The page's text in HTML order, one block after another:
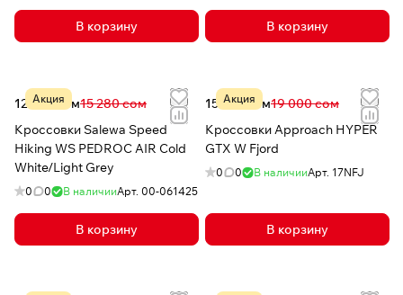
В корзину В корзину
Акция
12 224 сом15 280 сом
Кроссовки Salewa Speed
Hiking WS PEDROC AIR Cold
White/Light Grey
0 0 В наличииАрт. 00-061425
В корзину
Акция
15 199 сом19 000 сом
Кроссовки Approach HYPER
GTX W Fjord
0 0 В наличииАрт. 17NFJ
В корзину